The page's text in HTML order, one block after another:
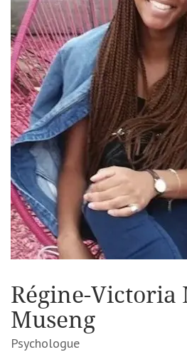
Régine-Victoria
Museng
Psychologue